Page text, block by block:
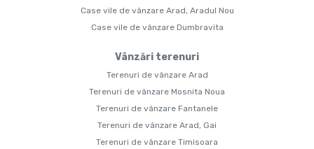
Case vile de vânzare Arad, Aradul Nou
Case vile de vânzare Dumbravita
Vânzări terenuri
Terenuri de vânzare Arad
Terenuri de vânzare Mosnita Noua
Terenuri de vânzare Fantanele
Terenuri de vânzare Arad, Gai
Terenuri de vânzare Timisoara